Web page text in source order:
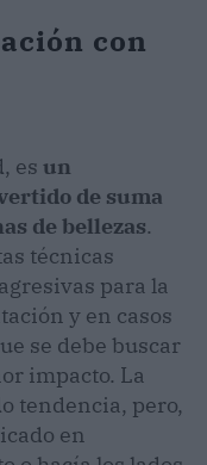
con
es un
de suma
de bellezas.
técnicas
para la
y en casos
se debe buscar
impacto. La
tendencia, pero,
en